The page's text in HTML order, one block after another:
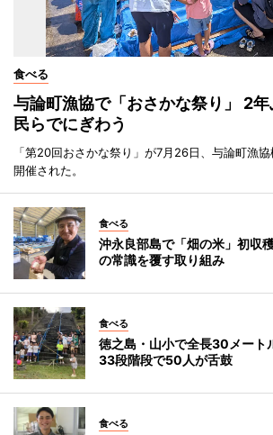
食べる
与論町漁協で「おさかな祭り」 2
民らでにぎわう
「第20回おさかな祭り」が7月26日、与論町漁
開催された。
食べる
沖永良部島で「畑の米」初収
の常識を覆す取り組み
食べる
徳之島・山小で全長30メー
33段階段で50人が舌鼓
食べる